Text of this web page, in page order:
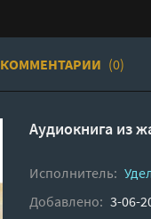
КОММЕНТАРИИ (0)
Аудиокнига из
Исполнитель:
Добавлено: 3-06-